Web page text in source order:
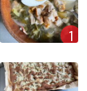
1